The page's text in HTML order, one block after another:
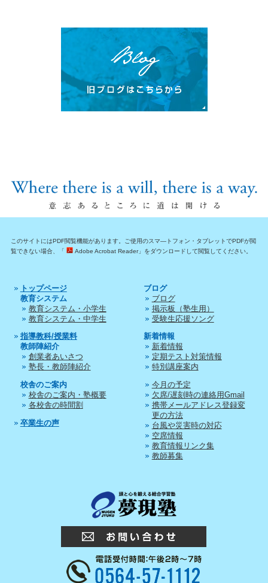
このサイトにはPDF閲覧機能があります。ご使用のスマ―トフォン・タブレットでPDFが閲
覧できない場合、「
Adobe Acrobat Reader」をダウンロードして閲覧してください。
トップページ
教育システム
教育システム・小学生
教育システム・中学生
指導教科/授業料
教師陣紹介
創業者あいさつ
塾長・教師陣紹介
校舎のご案内
校舎のご案内・塾概要
各校舎の時間割
卒業生の声
ブログ
ブログ
掲示板（塾生用）
受験生応援ソング
新着情報
新着情報
定期テスト対策情報
特別講座案内
今月の予定
欠席/遅刻時の連絡用Gmail
携帯メールアドレス登録変
更の方法
台風や災害時の対応
空席情報
教育情報リンク集
教師募集